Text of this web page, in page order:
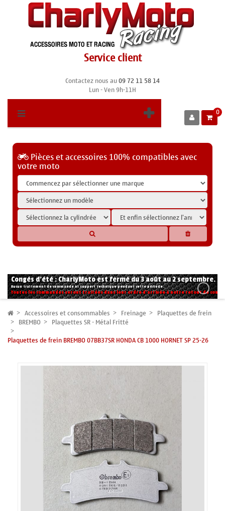
Service client
Contactez nous au09 72 11 58 14
Lun - Ven 9h-11H
0
Pièces et accessoires 100% compatibles avec
votre moto
Congés d'été : CharlyMoto est fermé du 3 août au 2 septembre.
Aucun traitement de commande ni support technique pendant cette période.
Toutes les commandes seront traitées dans leur ordre d'arrivée à notre retour de
Accessoires et consommables Freinage Plaquettes de frein
BREMBO
Plaquettes SR - Métal Fritté
Plaquettes de frein BREMBO 07BB37SR HONDA CB 1000 HORNET SP 25-26